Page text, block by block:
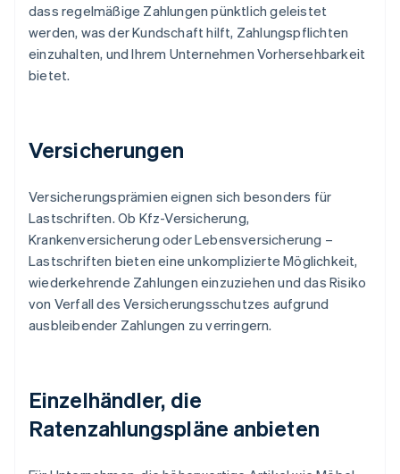
dass regelmäßige Zahlungen pünktlich geleistet
werden, was der Kundschaft hilft, Zahlungspflichten
einzuhalten, und Ihrem Unternehmen Vorhersehbarkeit
bietet.
Versicherungen
Versicherungsprämien eignen sich besonders für
Lastschriften. Ob Kfz-Versicherung,
Krankenversicherung oder Lebensversicherung –
Lastschriften bieten eine unkomplizierte Möglichkeit,
wiederkehrende Zahlungen einzuziehen und das Risiko
von Verfall des Versicherungsschutzes aufgrund
ausbleibender Zahlungen zu verringern.
Einzelhändler, die
Ratenzahlungspläne anbieten